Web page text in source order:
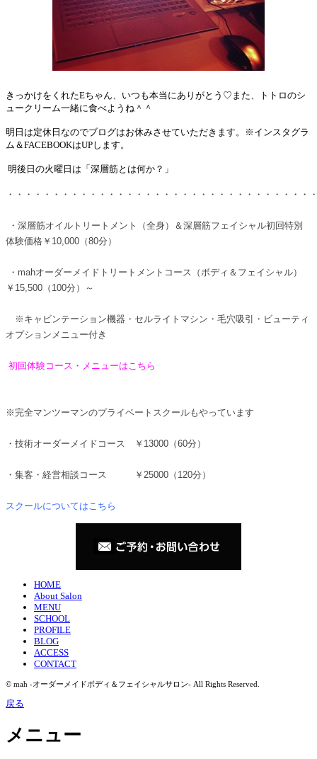
きっかけをくれたEちゃん、いつも本当にありがとう♡また、トトロのシ
ュークリーム一緒に食べようね＾＾
明日は定休日なのでブログはお休みさせていただきます。※インスタグラ
ム＆FACEBOOKはUPします。
明後日の火曜日は「深層筋とは何か？」
・・・・・・・・・・・・・・・・・・・・・・・・・・・・・・・・・
・深層筋オイルトリートメント（全身）＆深層筋フェイシャル初回特別
体験価格￥10,000（80分）
・mahオーダーメイドトリートメントコース（ボディ＆フェイシャル）
￥15,500（100分）～
※キャビンテーション機器・セルライトマシン・毛穴吸引・ビューティ
オプションメニュー付き
初回体験コース・メニューはこちら
※完全マンツーマンのプライベートスクールもやっています
・技術オーダーメイドコース ￥13000（60分）
・集客・経営相談コース ￥25000（120分）
スクールについてはこちら
HOME
About Salon
MENU
SCHOOL
PROFILE
BLOG
ACCESS
CONTACT
© mah -オーダーメイドボディ＆フェイシャルサロン- All Rights Reserved.
戻る
メニュー